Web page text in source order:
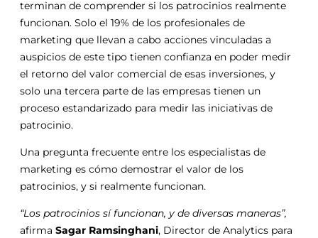
terminan de comprender si los patrocinios realmente
funcionan. Solo el 19% de los profesionales de
marketing que llevan a cabo acciones vinculadas a
auspicios de este tipo tienen confianza en poder medir
el retorno del valor comercial de esas inversiones, y
solo una tercera parte de las empresas tienen un
proceso estandarizado para medir las iniciativas de
patrocinio.
Una pregunta frecuente entre los especialistas de
marketing es cómo demostrar el valor de los
patrocinios, y si realmente funcionan.
“Los patrocinios sí funcionan, y de diversas maneras”,
afirma Sagar Ramsinghani, Director de Analytics para